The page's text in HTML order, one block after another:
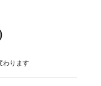
わります